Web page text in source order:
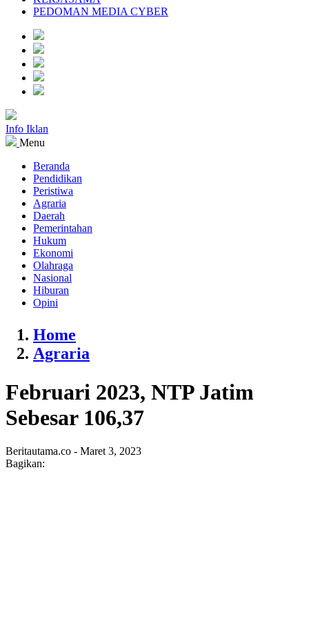
PEDOMAN MEDIA CYBER
Info Iklan
Menu
Beranda
Pendidikan
Peristiwa
Agraria
Daerah
Pemerintahan
Hukum
Ekonomi
Olahraga
Nasional
Hiburan
Opini
Home
Agraria
Februari 2023, NTP Jatim
Sebesar 106,37
Beritautama.co - Maret 3, 2023
Bagikan: